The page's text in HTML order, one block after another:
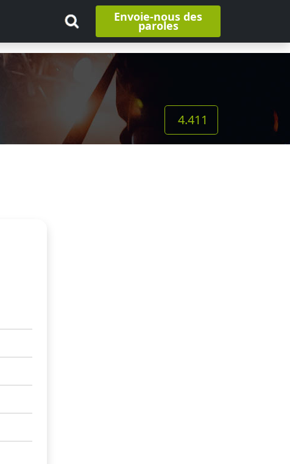
Envoie-nous des
paroles
4.411